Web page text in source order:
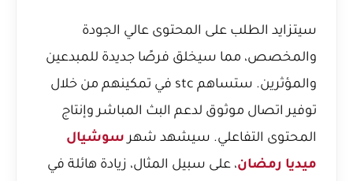
سيتزايد الطلب على المحتوى عالي الجودة
والمخصص، مما سيخلق فرصًا جديدة للمبدعين
والمؤثرين. ستساهم stc في تمكينهم من خلال
توفير اتصال موثوق لدعم البث المباشر وإنتاج
المحتوى التفاعلي. سيشهد شهرسوشيال
ميديا رمضان، على سبيل المثال، زيادة هائلة في